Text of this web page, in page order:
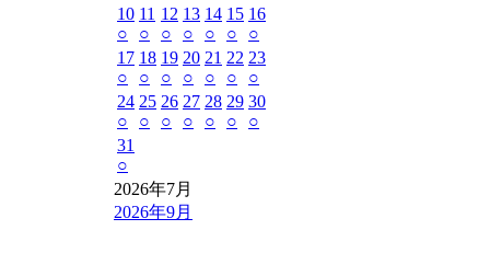
10
○
11
○
12
○
13
○
14
○
15
○
16
○
17
○
18
○
19
○
20
○
21
○
22
○
23
○
24
○
25
○
26
○
27
○
28
○
29
○
30
○
31
○
2026年7月
2026年9月